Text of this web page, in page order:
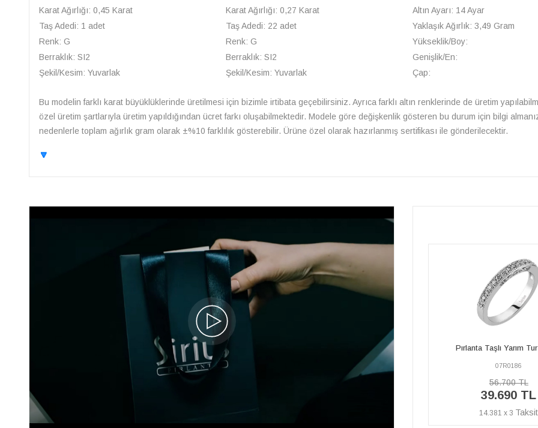
Karat Ağırlığı: 0,45 Karat
Taş Adedi: 1 adet
Renk: G
Berraklık: SI2
Şekil/Kesim: Yuvarlak
Karat Ağırlığı: 0,27 Karat
Taş Adedi: 22 adet
Renk: G
Berraklık: SI2
Şekil/Kesim: Yuvarlak
Altın Ayarı: 14 Ayar
Yaklaşık Ağırlık: 3,49 Gram
Yükseklik/Boy:
Genişlik/En:
Çap:
Bu modelin farklı karat büyüklüklerinde üretilmesi için bizimle irtibata geçebilirsiniz. Ayrıca farklı altın renklerinde de üretim
özel üretim şartlarıyla üretim yapıldığından ücret farkı oluşabilmektedir. Modele göre değişkenlik gösteren bu durum için bilgi
nedenlerle toplam ağırlık gram olarak ±%10 farklılık gösterebilir. Ürüne özel olarak hazırlanmış sertifikası ile gönderilecektir.
🔽
G Renk Toplam 1,04 Karat Pırlanta
Tektaş Yüzük ve Alyans
07R0181
Pırlanta Taşlı Yarım Tur Yüzük
56.700 TL
Tektaş Yüzük ve
07R0181
167.120 TL
108.630 TL
39.359 x 3